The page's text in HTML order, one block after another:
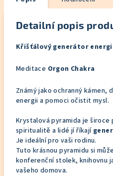
Detailní popis
Křišťálový generátor
Meditace Orgon Chakra
Známý jako ochranný
energii a pomoci očistit mysl.
Krystalová pyramida je
spiritualitě a lidé jí říkají
Je ideální pro vaši rodinu.
Tuto krásnou pyramidu si
konferenční stolek, knihovnu
vašeho domova.